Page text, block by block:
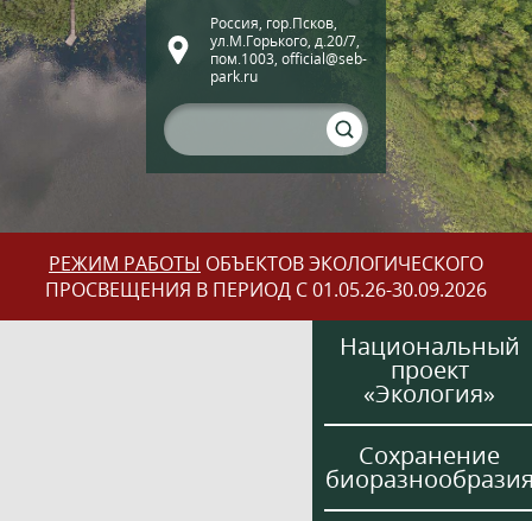
Россия, гор.Псков,
ул.М.Горького, д.20/7,
пом.1003, official@seb-
park.ru
РЕЖИМ РАБОТЫ ОБЪЕКТОВ ЭКОЛОГИЧЕСКОГО
ПРОСВЕЩЕНИЯ В ПЕРИОД С 01.05.26-30.09.2026
Национальный
проект
«Экология»
Сохранение